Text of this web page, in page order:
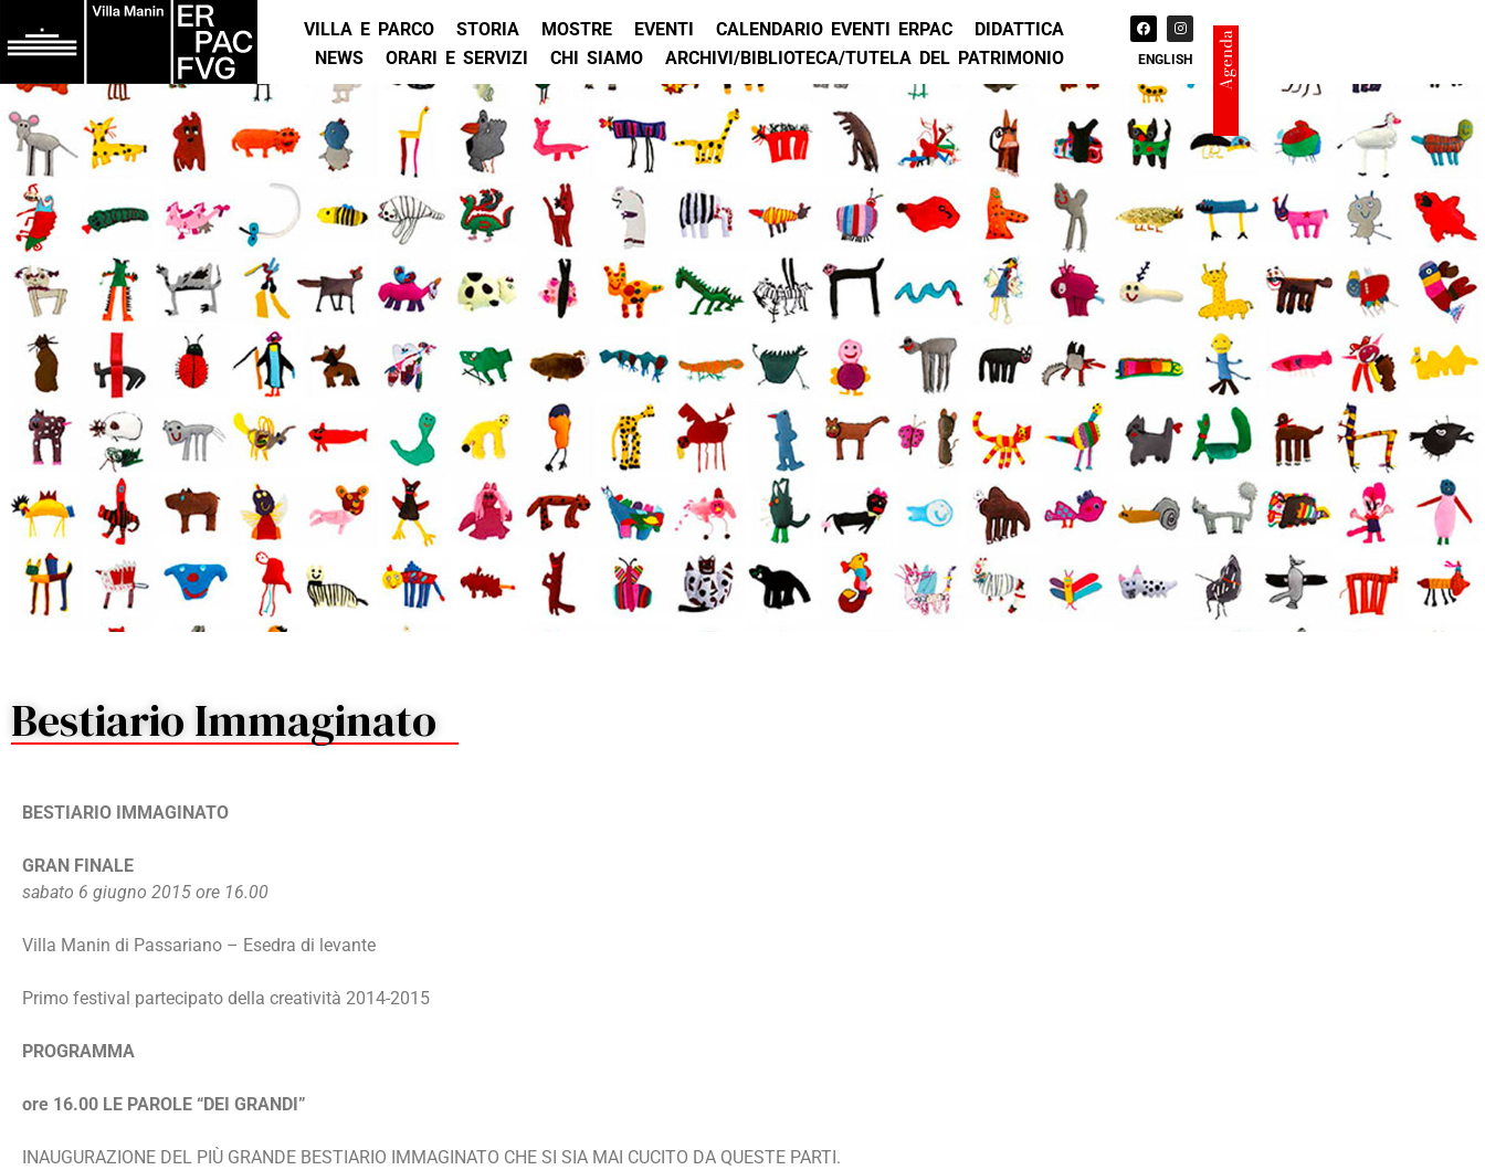
VILLA E PARCO STORIA MOSTRE EVENTI CALENDARIO EVENTI ERPAC
DIDATTICA
NEWS
ORARI E SERVIZI CHI SIAMO ARCHIVI/BIBLIOTECA/TUTELA DEL PATRIMONIO ENGLISH Agenda
Bestiario Immaginato
BESTIARIO IMMAGINATO
GRAN FINALE
sabato 6 giugno 2015 ore 16.00
Villa Manin di Passariano – Esedra di levante
Primo festival partecipato della creatività 2014-2015
PROGRAMMA
ore 16.00 LE PAROLE “DEI GRANDI”
INAUGURAZIONE DEL PIÙ GRANDE BESTIARIO IMMAGINATO CHE SI SIA MAI CUCITO DA QUESTE PARTI.